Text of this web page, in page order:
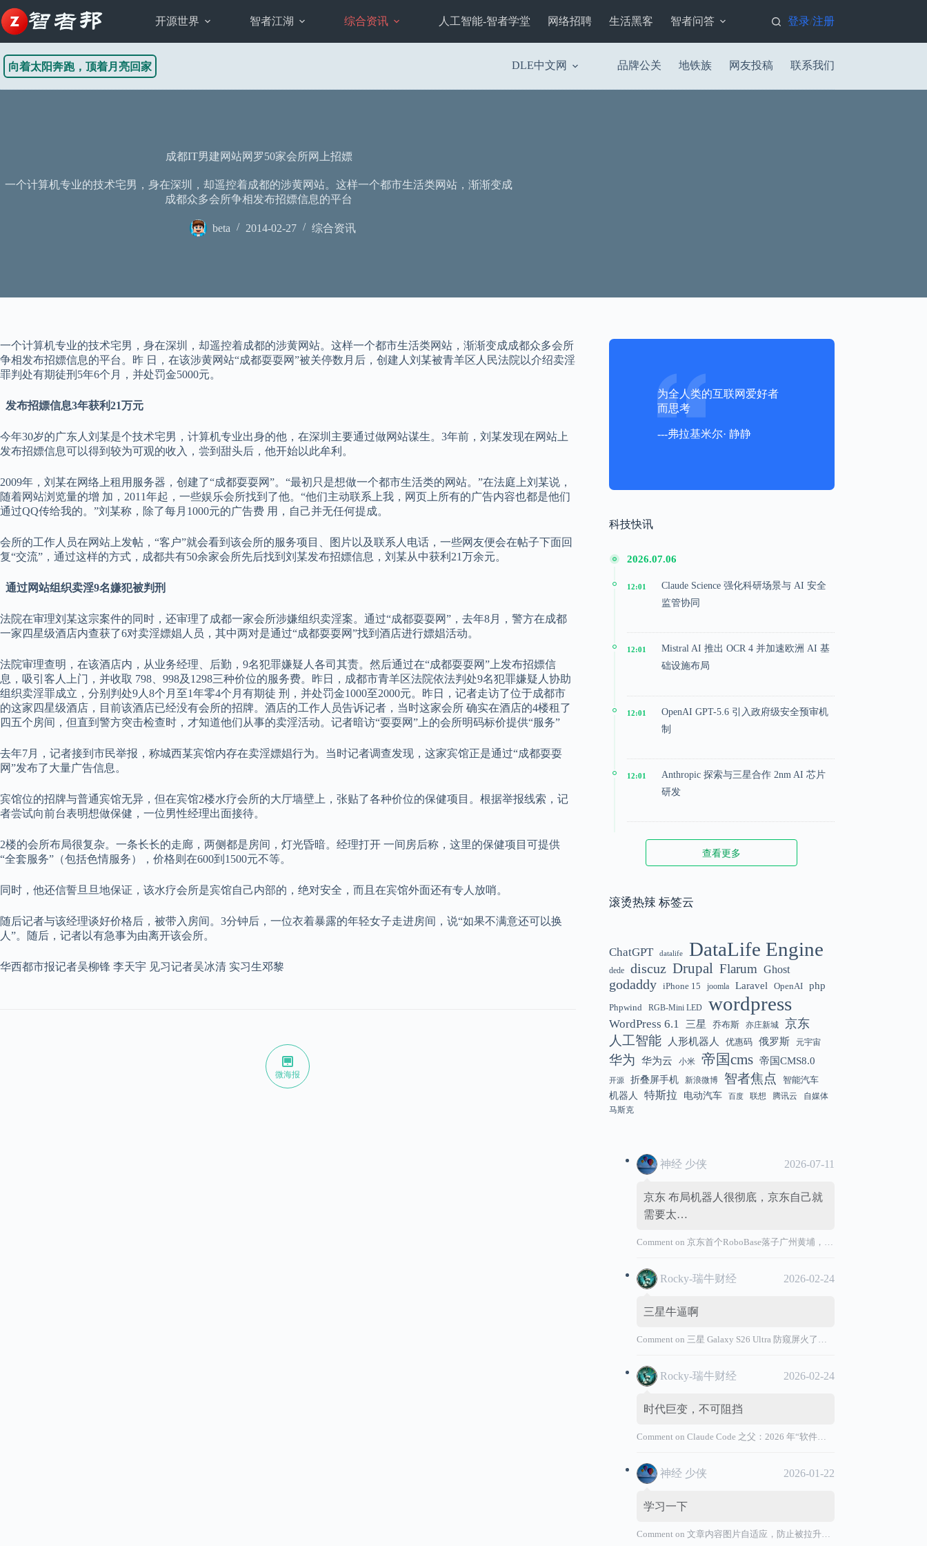
至
内
开源世界 智者江湖 综合资讯 人工智能-智者学堂 网络招聘 生活黑客 智者问答 登录/注册
向着太阳奔跑，顶着月亮回家 DLE中文网 品牌公关 地铁族 网友投稿 联系我们
成都IT男建网站网罗50家会所网上招嫖
一个计算机专业的技术宅男，身在深圳，却遥控着成都的涉黄网站。这样一个都市生活类网站，渐渐变成
成都众多会所争相发布招嫖信息的平台
beta 2014-02-27 综合资讯
一个计算机专业的技术宅男，身在深圳，却遥控着成都的涉黄网站。这样一个都市生活类网站，渐渐变成成都众多会所
争相发布招嫖信息的平台。昨 日，在该涉黄网站“成都耍耍网”被关停数月后，创建人刘某被青羊区人民法院以介绍卖淫
罪判处有期徒刑5年6个月，并处罚金5000元。
发布招嫖信息3年获利21万元
今年30岁的广东人刘某是个技术宅男，计算机专业出身的他，在深圳主要通过做网站谋生。3年前，刘某发现在网站上
发布招嫖信息可以得到较为可观的收入，尝到甜头后，他开始以此牟利。
2009年，刘某在网络上租用服务器，创建了“成都耍耍网”。“最初只是想做一个都市生活类的网站。”在法庭上刘某说，
随着网站浏览量的增 加，2011年起，一些娱乐会所找到了他。“他们主动联系上我，网页上所有的广告内容也都是他们
通过QQ传给我的。”刘某称，除了每月1000元的广告费 用，自己并无任何提成。
会所的工作人员在网站上发帖，“客户”就会看到该会所的服务项目、图片以及联系人电话，一些网友便会在帖子下面回
复“交流”，通过这样的方式，成都共有50余家会所先后找到刘某发布招嫖信息，刘某从中获利21万余元。
通过网站组织卖淫9名嫌犯被判刑
法院在审理刘某这宗案件的同时，还审理了成都一家会所涉嫌组织卖淫案。通过“成都耍耍网”，去年8月，警方在成都
一家四星级酒店内查获了6对卖淫嫖娼人员，其中两对是通过“成都耍耍网”找到酒店进行嫖娼活动。
法院审理查明，在该酒店内，从业务经理、后勤，9名犯罪嫌疑人各司其责。然后通过在“成都耍耍网”上发布招嫖信
息，吸引客人上门，并收取 798、998及1298三种价位的服务费。昨日，成都市青羊区法院依法判处9名犯罪嫌疑人协助
组织卖淫罪成立，分别判处9人8个月至1年零4个月有期徒 刑，并处罚金1000至2000元。昨日，记者走访了位于成都市
的这家四星级酒店，目前该酒店已经没有会所的招牌。酒店的工作人员告诉记者，当时这家会所 确实在酒店的4楼租了
四五个房间，但直到警方突击检查时，才知道他们从事的卖淫活动。记者暗访“耍耍网”上的会所明码标价提供“服务”
去年7月，记者接到市民举报，称城西某宾馆内存在卖淫嫖娼行为。当时记者调查发现，这家宾馆正是通过“成都耍耍
网”发布了大量广告信息。
宾馆位的招牌与普通宾馆无异，但在宾馆2楼水疗会所的大厅墙壁上，张贴了各种价位的保健项目。根据举报线索，记
者尝试向前台表明想做保健，一位男性经理出面接待。
2楼的会所布局很复杂。一条长长的走廊，两侧都是房间，灯光昏暗。经理打开 一间房后称，这里的保健项目可提供
“全套服务”（包括色情服务），价格则在600到1500元不等。
同时，他还信誓旦旦地保证，该水疗会所是宾馆自己内部的，绝对安全，而且在宾馆外面还有专人放哨。
随后记者与该经理谈好价格后，被带入房间。3分钟后，一位衣着暴露的年轻女子走进房间，说“如果不满意还可以换
人”。随后，记者以有急事为由离开该会所。
华西都市报记者吴柳锋 李天宇 见习记者吴冰清 实习生邓黎
微海报
为全人类的互联网爱好者
而思考
---弗拉基米尔· 静静
科技快讯
2026.07.06
12:01
Claude Science 强化科研场景与 AI 安全
监管协同
12:01
Mistral AI 推出 OCR 4 并加速欧洲 AI 基
础设施布局
12:01
OpenAI GPT-5.6 引入政府级安全预审机
制
12:01
Anthropic 探索与三星合作 2nm AI 芯片
研发
12:01
Microsoft 投入 25 亿美元成立 AI 落地实
12:01
Meta 内部模型接近 GPT-5.5 水平，基础
12:01
Gemini 3.5 Flash 强化“AI 操作系统级代
理能力”
12:01
美国解除 Anthropic Fable / Mythos 模型
出口限制
查看更多
滚烫热辣 标签云
ChatGPT datalife DataLife Engine
dede discuz Drupal Flarum Ghost
godaddy iPhone 15 joomla Laravel OpenAI php
Phpwind RGB-Mini LED wordpress
WordPress 6.1 三星 乔布斯 亦庄新城 京东
人工智能 人形机器人 优惠码 俄罗斯 元宇宙
华为 华为云 小米 帝国cms 帝国CMS8.0
开源 折叠屏手机 新浪微博 智者焦点
智能汽车
机器人
特斯拉 电动汽车 百度 联想 腾讯云
自媒体
马斯克
神经 少侠 2026-07-11
京东 布局机器人很彻底，京东自己就
需要太…
Comment on京东首个RoboBase落子广州黄埔，加码机器人产业基础设施布局
Rocky-瑞牛财经 2026-02-24
三星牛逼啊
Comment on 三星 Galaxy S26 Ultra 防窥屏火了，全球核心战略伙伴名单大曝光
Rocky-瑞牛财经 2026-02-24
时代巨变，不可阻挡
Comment onClaude Code 之父：2026 年“软件工程师”退出历史舞台
神经 少侠 2026-01-22
学习一下
Comment on文章内容图片自适应，防止被拉升变形